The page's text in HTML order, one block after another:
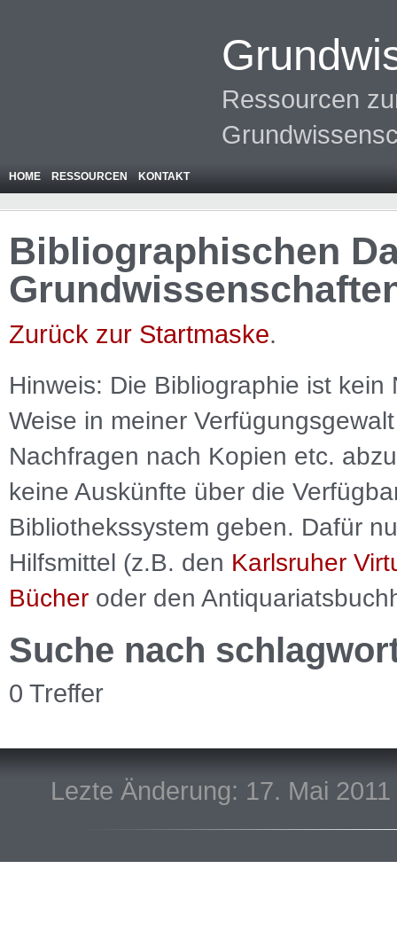
Ressourcen
HOME RESSOURCEN KONTAKT
Bibliographischen
Zurück zur Startmaske.
Hinweis: Die Bibliographie ist kein
Weise in meiner
Nachfragen nach Kopien etc.
keine Auskünfte über die
Bibliothekssystem geben. Dafür
Hilfsmittel (z.B. den Karlsruher
Bücher oder den
Suche nach
0 Treffer
Lezte Änderung: 17. Mai